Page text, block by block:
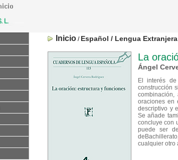
Inicio / Español / Lengua Extranjera
La
Ángel
El interés
construcción
oraciones en
descriptivo y
Se añade
concluye con
puede ser
cualquier otro